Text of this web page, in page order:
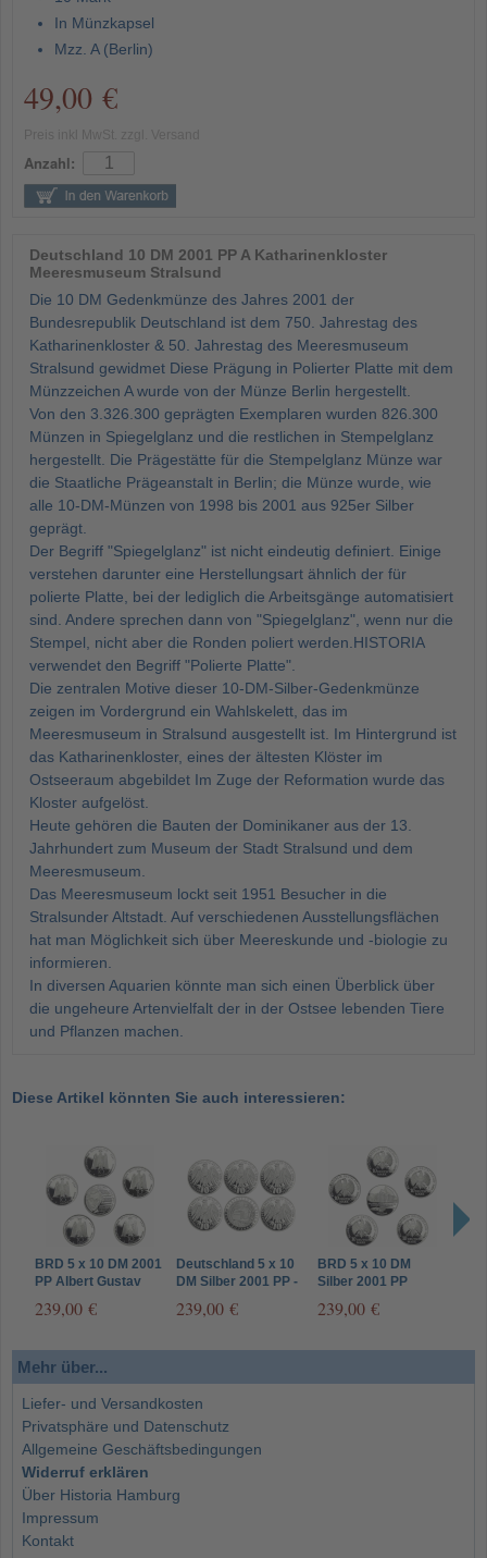
In Münzkapsel
Mzz. A (Berlin)
49,00 €
Anzahl:
Deutschland 10 DM 2001 PP A Katharinenkloster
Meeresmuseum Stralsund
Die 10 DM Gedenkmünze des Jahres 2001 der
Bundesrepublik Deutschland ist dem 750. Jahrestag des
Katharinenkloster & 50. Jahrestag des Meeresmuseum
Stralsund gewidmet Diese Prägung in Polierter Platte mit dem
Münzzeichen A wurde von der Münze Berlin hergestellt.
Von den 3.326.300 geprägten Exemplaren wurden 826.300
Münzen in Spiegelglanz und die restlichen in Stempelglanz
hergestellt. Die Prägestätte für die Stempelglanz Münze war
die Staatliche Prägeanstalt in Berlin; die Münze wurde, wie
alle 10-DM-Münzen von 1998 bis 2001 aus 925er Silber
geprägt.
Der Begriff "Spiegelglanz" ist nicht eindeutig definiert. Einige
verstehen darunter eine Herstellungsart ähnlich der für
polierte Platte, bei der lediglich die Arbeitsgänge automatisiert
sind. Andere sprechen dann von "Spiegelglanz", wenn nur die
Stempel, nicht aber die Ronden poliert werden.HISTORIA
verwendet den Begriff "Polierte Platte".
Die zentralen Motive dieser 10-DM-Silber-Gedenkmünze
zeigen im Vordergrund ein Wahlskelett, das im
Meeresmuseum in Stralsund ausgestellt ist. Im Hintergrund ist
das Katharinenkloster, eines der ältesten Klöster im
Ostseeraum abgebildet Im Zuge der Reformation wurde das
Kloster aufgelöst.
Heute gehören die Bauten der Dominikaner aus der 13.
Jahrhundert zum Museum der Stadt Stralsund und dem
Meeresmuseum.
Das Meeresmuseum lockt seit 1951 Besucher in die
Stralsunder Altstadt. Auf verschiedenen Ausstellungsflächen
hat man Möglichkeit sich über Meereskunde und -biologie zu
informieren.
In diversen Aquarien könnte man sich einen Überblick über
die ungeheure Artenvielfalt der in der Ostsee lebenden Tiere
und Pflanzen machen.
Diese Artikel könnten Sie auch interessieren:
BRD 5 x 10 DM 2001
PP Albert Gustav
239,00 €
Deutschland 5 x 10
DM Silber 2001 PP -
A-D-F-G-J
239,00 €
BRD 5 x 10 DM
Silber 2001 PP
Stralsund A-D-F-G-J
239,00 €
Mehr über...
Liefer- und Versandkosten
Privatsphäre und Datenschutz
Allgemeine Geschäftsbedingungen
Widerruf erklären
Über Historia Hamburg
Impressum
Kontakt